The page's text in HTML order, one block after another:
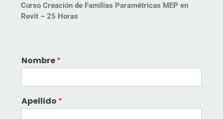
Curso Creación de Familias Paramétricas MEP en
Revit –25 Horas
Nombre*
Apellido *